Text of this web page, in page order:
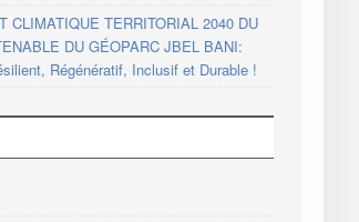
CLIMATIQUE TERRITORIAL 2040 DU
DU GÉOPARC JBEL BANI:
Régénératif, Inclusif et Durable !